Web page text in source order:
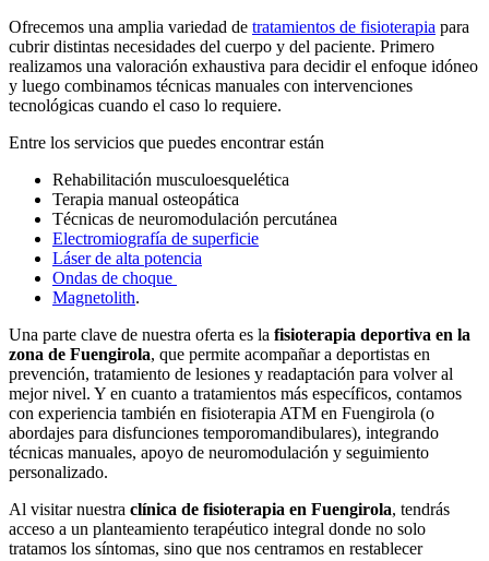
Ofrecemos una amplia variedad de tratamientos de fisioterapia para
cubrir distintas necesidades del cuerpo y del paciente. Primero
realizamos una valoración exhaustiva para decidir el enfoque idóneo
y luego combinamos técnicas manuales con intervenciones
tecnológicas cuando el caso lo requiere.
Entre los servicios que puedes encontrar están
Rehabilitación musculoesquelética
Terapia manual osteopática
Técnicas de neuromodulación percutánea
Electromiografía de superficie
Láser de alta potencia
Ondas de choque
Magnetolith.
Una parte clave de nuestra oferta es la fisioterapia deportiva en la
zona de Fuengirola, que permite acompañar a deportistas en
prevención, tratamiento de lesiones y readaptación para volver al
mejor nivel. Y en cuanto a tratamientos más específicos, contamos
con experiencia también en fisioterapia ATM en Fuengirola (o
abordajes para disfunciones temporomandibulares), integrando
técnicas manuales, apoyo de neuromodulación y seguimiento
personalizado.
Al visitar nuestra clínica de fisioterapia en Fuengirola, tendrás
acceso a un planteamiento terapéutico integral donde no solo
tratamos los síntomas, sino que nos centramos en restablecer